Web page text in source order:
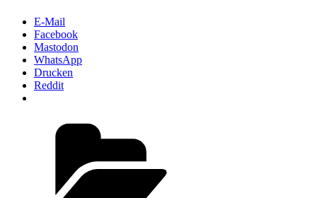
E-Mail
Facebook
Mastodon
WhatsApp
Drucken
Reddit